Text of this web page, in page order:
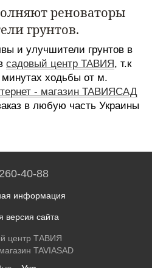
реноваторы
грунтов.
и улучшители грунтов в
садовый центр ТАВИЯ, т.к
минутах ходьбы от м.
- магазин ТАВИЯСАД
в любую часть Украины
40-88
информация
версия сайта
центр ТАВИЯ
TAVIASAD